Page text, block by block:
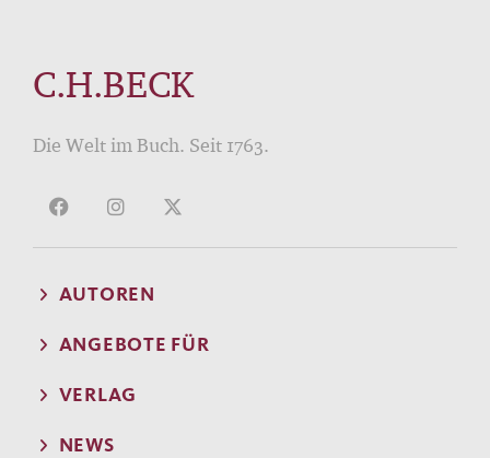
C.H.BECK
Die Welt im Buch. Seit 1763.
AUTOREN
ANGEBOTE FÜR
VERLAG
NEWS